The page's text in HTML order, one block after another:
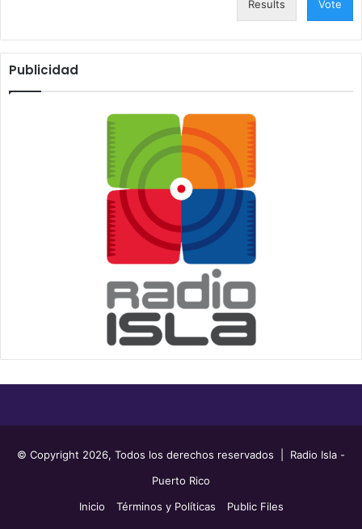
Results Vote
Publicidad
© Copyright 2026, Todos los derechos reservados | Radio Isla -
Puerto Rico
Inicio
Términos y Políticas Public Files